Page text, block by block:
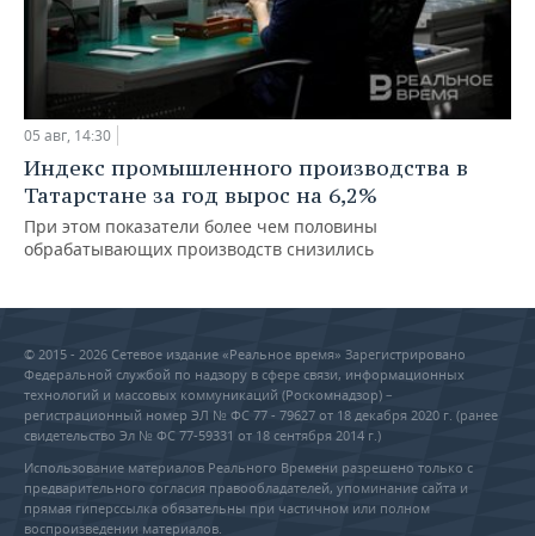
05 авг, 14:30
Индекс промышленного производства в
Татарстане за год вырос на 6,2%
При этом показатели более чем половины
обрабатывающих производств снизились
© 2015 - 2026 Сетевое издание «Реальное время» Зарегистрировано
Федеральной службой по надзору в сфере связи, информационных
технологий и массовых коммуникаций (Роскомнадзор) –
регистрационный номер ЭЛ № ФС 77 - 79627 от 18 декабря 2020 г. (ранее
свидетельство Эл № ФС 77-59331 от 18 сентября 2014 г.)
Использование материалов Реального Времени разрешено только с
предварительного согласия правообладателей, упоминание сайта и
прямая гиперссылка обязательны при частичном или полном
воспроизведении материалов.